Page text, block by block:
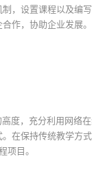
，设置课程以及编
作，协助企业发展。
度，充分利用网络
在保持传统教学方
项目。